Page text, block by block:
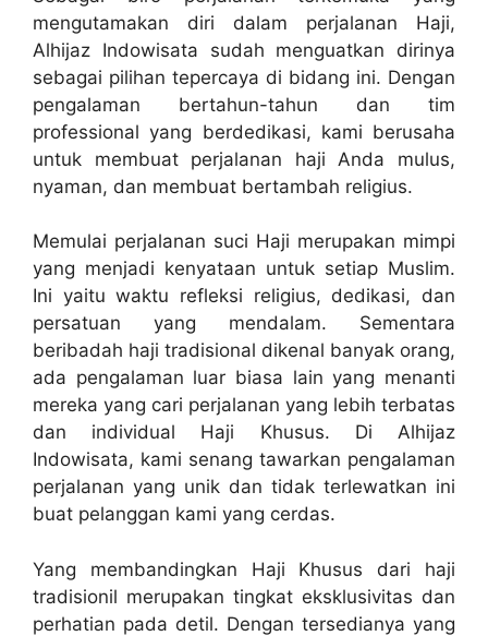
mengutamakan diri dalam perjalanan Haji,
Alhijaz Indowisata sudah menguatkan dirinya
sebagai pilihan tepercaya di bidang ini. Dengan
pengalaman bertahun-tahun dan tim
professional yang berdedikasi, kami berusaha
untuk membuat perjalanan haji Anda mulus,
nyaman, dan membuat bertambah religius.
Memulai perjalanan suci Haji merupakan mimpi
yang menjadi kenyataan untuk setiap Muslim.
Ini yaitu waktu refleksi religius, dedikasi, dan
persatuan yang mendalam. Sementara
beribadah haji tradisional dikenal banyak orang,
ada pengalaman luar biasa lain yang menanti
mereka yang cari perjalanan yang lebih terbatas
dan individual Haji Khusus. Di Alhijaz
Indowisata, kami senang tawarkan pengalaman
perjalanan yang unik dan tidak terlewatkan ini
buat pelanggan kami yang cerdas.
Yang membandingkan Haji Khusus dari haji
tradisionil merupakan tingkat eksklusivitas dan
perhatian pada detil. Dengan tersedianya yang